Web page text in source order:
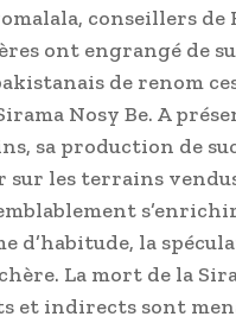
conseillers
ont engrangé de
de renom
Nosy Be. A
sa production de
sur les terrains
d’habitude, la
La mort de la
et indirects sont